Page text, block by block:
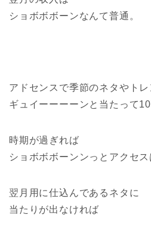
ショボボボーンなんて普通。
アドセンスで季節のネタやト
ギュイーーーーンと当たって
時期が過ぎれば
ショボボボーンンっとアクセス
翌月用に仕込んであるネタに
当たりが出なければ